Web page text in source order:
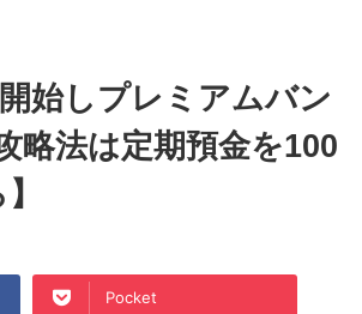
始しプレミアムバン
略法は定期預金を100
Pocket